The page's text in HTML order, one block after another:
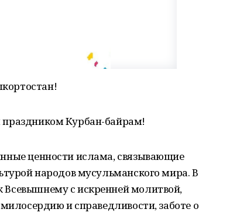
Курбан-байрам!
ценности ислама, связывающие
народов мусульманского мира. В
с искренней молитвой,
и справедливости, заботе о